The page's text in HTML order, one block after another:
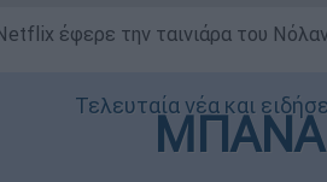
έφερε την ταινιάρα του
Τελευταία νέα και